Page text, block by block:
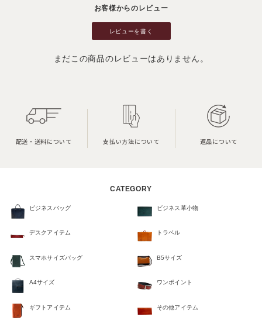
お客様からのレビュー
レビューを書く
まだこの商品のレビューはありません。
配送・送料について 支払い方法について 返品について
CATEGORY
ビジネスバッグ ビジネス革小物
デスクアイテム トラベル
スマホサイズバッグ B5サイズ
A4サイズ ワンポイント
ギフトアイテム その他アイテム